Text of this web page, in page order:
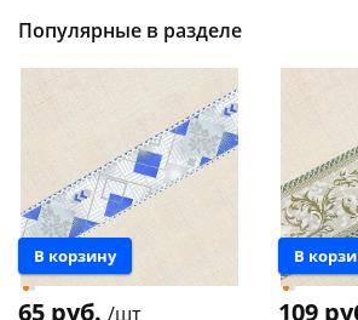
Популярные в разделе
В корзину
65 руб. /шт
В
109